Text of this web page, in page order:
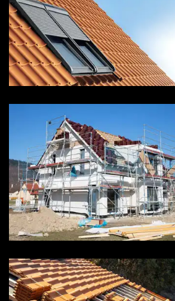
Pose de velux 73 Savoie
Ravalement de façade
Savoie